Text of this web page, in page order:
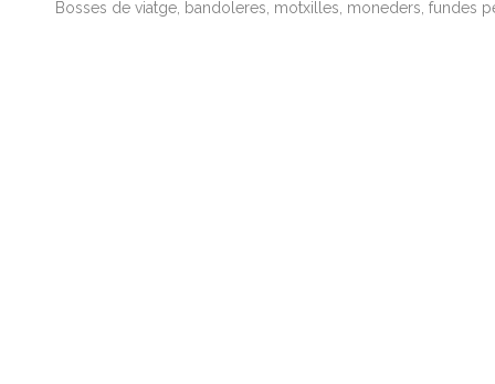
Bosses de viatge, bandoleres, motxilles, moneders, fundes